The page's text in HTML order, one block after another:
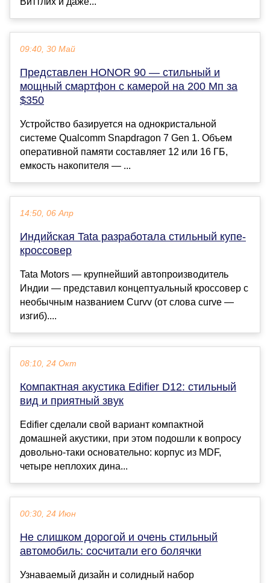
09:40, 30 Май
Представлен HONOR 90 — стильный и
мощный смартфон с камерой на 200 Мп за
$350
Устройство базируется на однокристальной
системе Qualcomm Snapdragon 7 Gen 1. Объем
оперативной памяти составляет 12 или 16 ГБ,
емкость накопителя — ...
14:50, 06 Апр
Индийская Tata разработала стильный купе-
кроссовер
Tata Motors — крупнейший автопроизводитель
Индии — представил концептуальный кроссовер с
необычным названием Curvv (от слова curve —
изгиб)....
08:10, 24 Окт
Компактная акустика Edifier D12: стильный
вид и приятный звук
Edifier сделали свой вариант компактной
домашней акустики, при этом подошли к вопросу
довольно-таки основательно: корпус из MDF,
четыре неплохих дина...
00:30, 24 Июн
Не слишком дорогой и очень стильный
автомобиль: сосчитали его болячки
Узнаваемый дизайн и солидный набор